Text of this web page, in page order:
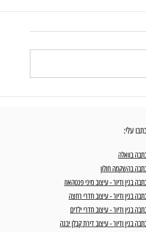
בבית עיצוב פנים של חדר
עלי:
בוואלה
בהשקמה חולון
בנין ודיור - עיצוב מיני פנטהאוז
בנין ודיור - עיצוב חדרי רחצה
בנין ודיור - עיצוב חדרי ילדים
בנין ודיור - עיצוב דירת קבלן יבנה